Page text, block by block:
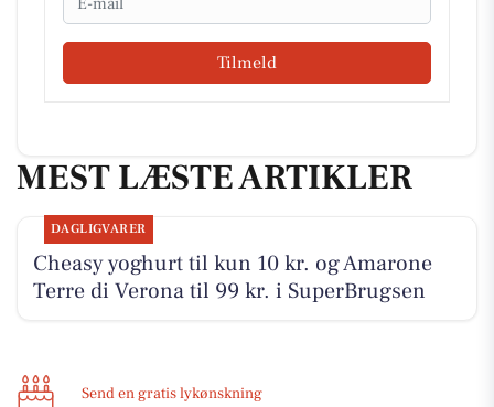
Tilmeld
MEST LÆSTE ARTIKLER
DAGLIGVARER
Cheasy yoghurt til kun 10 kr. og Amarone
Terre di Verona til 99 kr. i SuperBrugsen
Send en gratis lykønskning